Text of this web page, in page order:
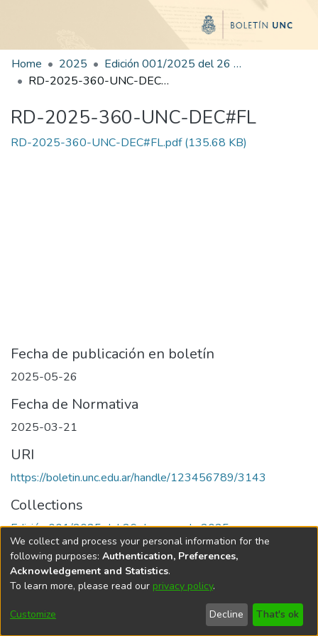
Home 2025
Edición 001/2025 del 26 de mayo de 2025
RD-2025-360-UNC-DEC#FL
RD-2025-360-UNC-DEC#FL
RD-2025-360-UNC-DEC#FL.pdf(135.68 KB)
Fecha de publicación en boletín
2025-05-26
Fecha de Normativa
2025-03-21
URI
https://boletin.unc.edu.ar/handle/123456789/3143
Collections
Edición 001/2025 del 26 de mayo de 2025
Universidad Nacional de Córdoba
We collect and process your personal information for the
following purposes: Authentication, Preferences,
Acknowledgement and Statistics.
To learn more, please read our privacy policy.
Customize Decline That's ok